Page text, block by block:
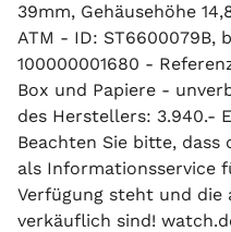
39mm, Gehäusehöhe
ATM - ID: ST6600079B,
100000001680 -
Box und Papiere -
des Herstellers: 3.940.-
Beachten Sie bitte, dass
als Informationsservice
Verfügung steht und die
verkäuflich sind!